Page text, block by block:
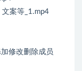
案等_1.mp4
修改删除成员